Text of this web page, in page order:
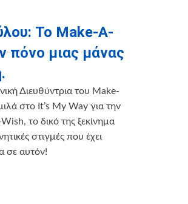
Το Μake-A-
πόνο μιας μάνας
Διευθύντρια του Make-
στο It’s My Way για την
το δικό της ξεκίνημα
στιγμές που έχει
σε αυτόν!